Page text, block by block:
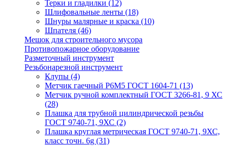
Терки и гладилки (12)
Шлифовальные ленты (18)
Шнуры малярные и краска (10)
Шпателя (46)
Мешок для строительного мусора
Противопожарное оборудование
Разметочный инструмент
Резьбонарезной инструмент
Клупы (4)
Метчик гаечный Р6М5 ГОСТ 1604-71 (13)
Метчик ручной комплектный ГОСТ 3266-81, 9 ХС
(28)
Плашка для трубной цилиндрической резьбы
ГОСТ 9740-71, 9ХС (2)
Плашка круглая метрическая ГОСТ 9740-71, 9ХС,
класс точн. 6g (31)